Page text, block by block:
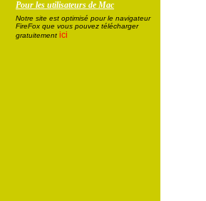
Pour les utilisateurs de Mac
Notre site est optimisé pour le navigateur
FireFox que vous pouvez télécharger
gratuitement ici